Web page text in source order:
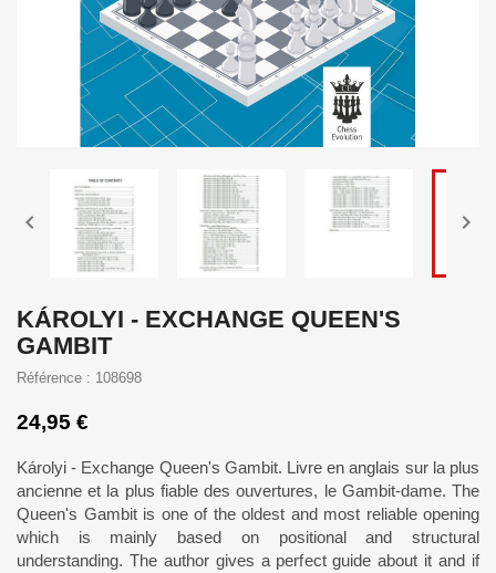
 
KÁROLYI - EXCHANGE QUEEN'S
GAMBIT
Référence : 108698
24,95 €
Károlyi - Exchange Queen's Gambit. Livre en anglais sur la plus
ancienne et la plus fiable des ouvertures, le Gambit-dame. The
Queen's Gambit is one of the oldest and most reliable opening
which is mainly based on positional and structural
understanding. The author gives a perfect guide about it and if